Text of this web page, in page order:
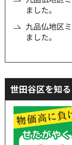
ました。
九品仏地区
ました。
世田谷区を知る